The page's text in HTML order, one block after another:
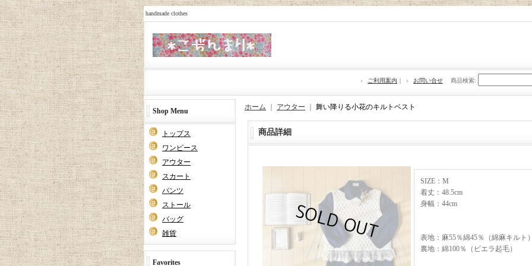
handmade clothes
ご利用案内 ｜ お問い合せ 商品検索:
Shop Menu
トップス
ワンピース
アウター
スカート
パンツ
ストール
バッグ
雑貨
Favorites
ホーム アウター 舞い降りる小花のキルトベスト
商品詳細
SIZE：M
着丈：48.5cm
身幅：44cm
表地：麻55％綿45％（綿麻キルト
裏地：綿100％（ビエラ起毛）